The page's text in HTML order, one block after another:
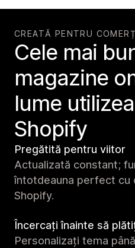
CREATĂ PENTRU COMERȚ
Cele mai
magazine
lume
Shopify
Pregătită pentru viitor
Actualizată constant;
întotdeauna perfect cu
Shopify.
Încercați înainte să
Personalizați tema